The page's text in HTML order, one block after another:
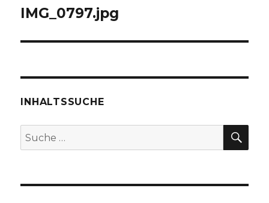
IMG_0797.jpg
INHALTSSUCHE
Suche
nach: